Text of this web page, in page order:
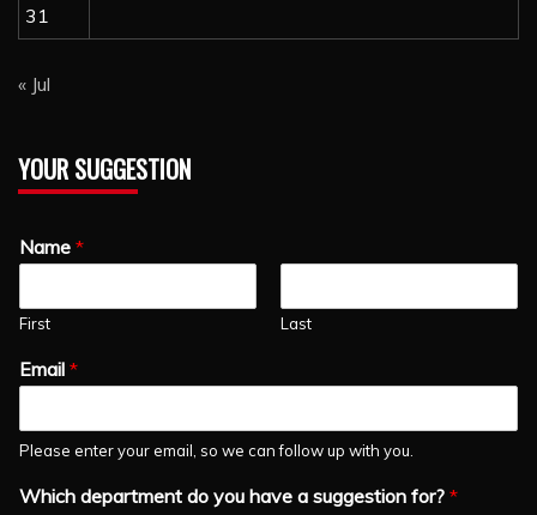
31
« Jul
YOUR SUGGESTION
Name *
First Last
Email *
Please enter your email, so we can follow up with you.
Which department do you have a suggestion for? *